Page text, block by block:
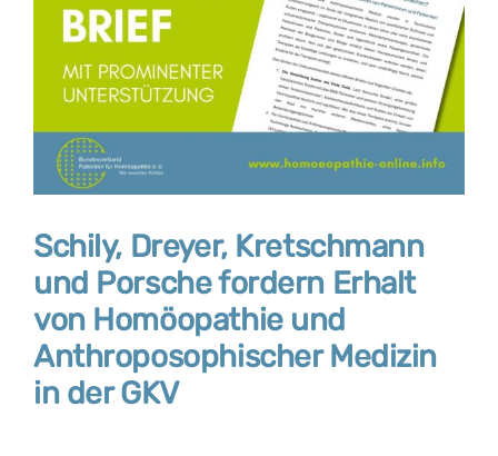
Schily, Dreyer, Kretschmann
und Porsche fordern Erhalt
von Homöopathie und
Anthroposophischer Medizin
in der GKV